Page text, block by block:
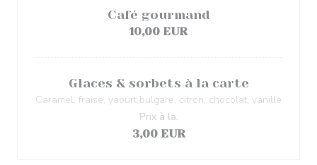
Café gourmand
10,00 EUR
Glaces & sorbets à la carte
Caramel, fraise, yaourt bulgare, citron, chocolat, vanille
3,00 EUR
Prix à la.